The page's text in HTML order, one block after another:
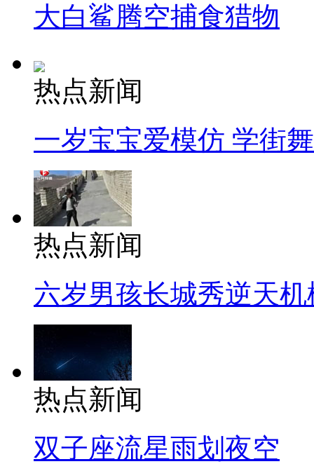
大白鲨腾空捕食猎物
热点新闻
一岁宝宝爱模仿 学街
热点新闻
六岁男孩长城秀逆天机
热点新闻
双子座流星雨划夜空